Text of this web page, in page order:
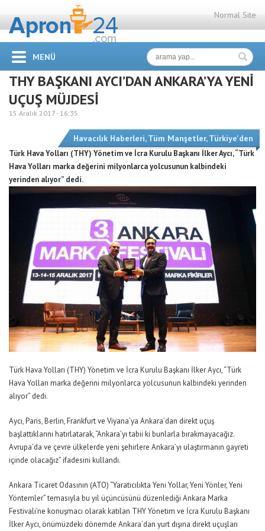
Normal Site
MENÜ
THY BAŞKANI AYCI’DAN ANKARA’YA YENİ
UÇUŞ MÜJDESİ
15 Aralık 2017 - 16:35
Havacılık Haberleri,Tüm Manşetler,Türkiye'den
Türk Hava Yolları (THY) Yönetim ve İcra Kurulu Başkanı İlker Aycı, “Türk
Hava Yolları marka değerini milyonlarca yolcusunun kalbindeki
yerinden alıyor” dedi.
Türk Hava Yolları (THY) Yönetim ve İcra Kurulu Başkanı İlker Aycı, “Türk
Hava Yolları marka değerini milyonlarca yolcusunun kalbindeki yerinden
alıyor” dedi.
Aycı, Paris, Berlin, Frankfurt ve Viyana’ya Ankara’dan direkt uçuş
başlattıklarını hatırlatarak, “Ankara’yı tabii ki bunlarla bırakmayacağız.
Avrupa’da ve çevre ülkelerde yeni şehirlere Ankara’yı ulaştırmanın gayreti
içinde olacağız” ifadesini kullandı.
Ankara Ticaret Odasının (ATO) “Yaratıcılıkta Yeni Yollar, Yeni Yönler, Yeni
Yöntemler” temasıyla bu yıl üçüncüsünü düzenlediği Ankara Marka
Festivali’ne konuşmacı olarak katılan THY Yönetim ve İcra Kurulu Başkanı
İlker Aycı, önümüzdeki dönemde Ankara’dan yurt dışına direkt uçuşları